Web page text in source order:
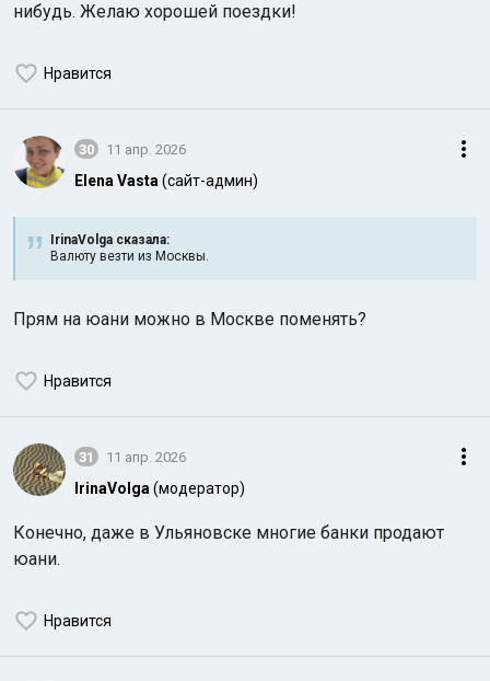
нибудь. Желаю хорошей поездки!
Нравится
30 11 апр. 2026
Elena Vasta (сайт-админ)
IrinaVolga сказалa:
Валюту везти из Москвы.
Прям на юани можно в Москве поменять?
Нравится
31 11 апр. 2026
IrinaVolga (модератор)
Конечно, даже в Ульяновске многие банки продают
юани.
Нравится